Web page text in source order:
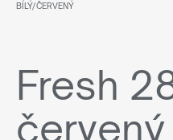
BÍLÝ/ČERVENÝ
Fresh
červený